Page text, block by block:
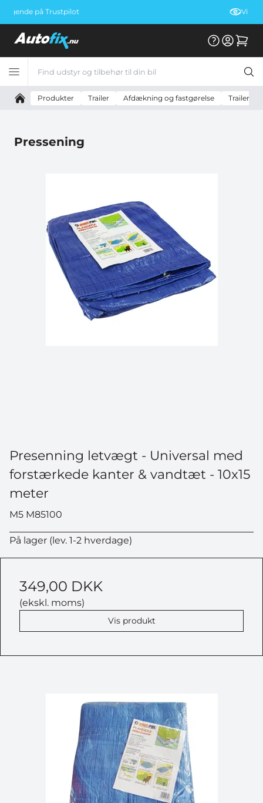
Produkter Trailer Afdækning og fastgørelse Trailer
Pressening
Presenning letvægt - Universal med
forstærkede kanter & vandtæt - 10x15
meter
M5 M85100
På lager (lev. 1-2 hverdage)
349,00 DKK
(ekskl. moms)
Vis produkt